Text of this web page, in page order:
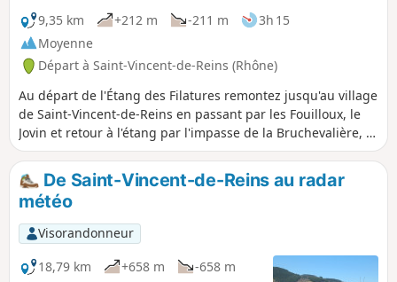
forêt de Foupeysson, au pied du Mont
Pinay". Remarque : une partie du
parcours, du hameau des Rousselles au
Mont Pinay et aux Petites Fayes, se fait
sur bitume, mais il s'agit de petites
routes très peu fréquentées.
9,35 km
+212 m -211 m
3h 15
Moyenne
Départ à Saint-Vincent-de-Reins (Rhône)
Au départ de l'Étang des Filatures remontez jusqu'au village
de Saint-Vincent-de-Reins en passant par les Fouilloux, le
Jovin et retour à l'étang par l'impasse de la Bruchevalière, et
la Tuilière.
De Saint-Vincent-de-Reins au radar
météo
Visorandonneur
18,79 km
+658 m
-658 m